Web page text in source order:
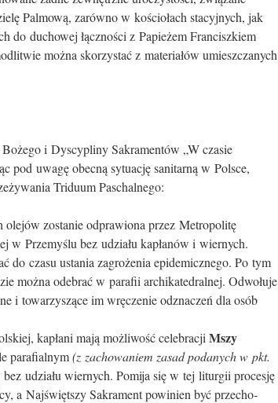
Palmową, zarówno w kościołach stacyjnych, jak
do duchowej łączności z Papieżem Franciszkiem
można skorzystać z materiałów umiesz­czanych
i Dyscypliny Sakramentów „W czasie
pod uwagę obecną sytuację sanitarną w Polsce,
Triduum Paschalnego:
olejów zostanie odprawiona przez Metropolitę
w Przemyślu bez udziału kapłanów i wiernych.
do czasu ustania zagrożenia epidemicznego. Po tym
można odebrać w parafii archikatedralnej. Odwołuje
i towarzyszące im wręczenie odznaczeń dla osób
kapłani mają możliwość celebracji Mszy
parafialnym(z zachowaniem zasad podanych w pkt.
udziału wiernych. Pomija się w tej liturgii procesję
a Najświętszy Sakrament powinien być przecho­